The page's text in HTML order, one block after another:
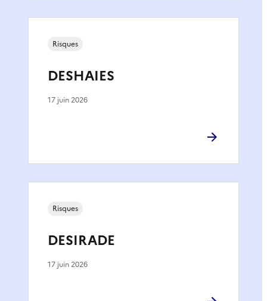
DESHAIES
Risques
17 juin 2026
DESIRADE
Risques
17 juin 2026